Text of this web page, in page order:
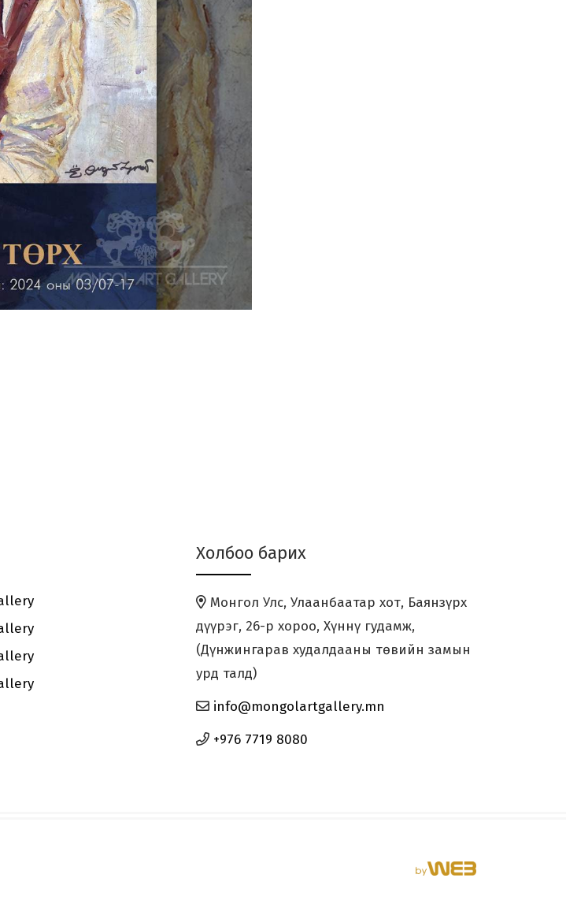
Өнгөөр Урласан
Сэтгэл
Холбоо барих
Монгол Улс, Улаанбаатар хот, Баянзүрх
дүүрэг, 26-р хороо, Хүннү гудамж,
(Дүнжингарав худалдааны төвийн замын
урд талд)
info@mongolartgallery.mn
+976 7719 8080